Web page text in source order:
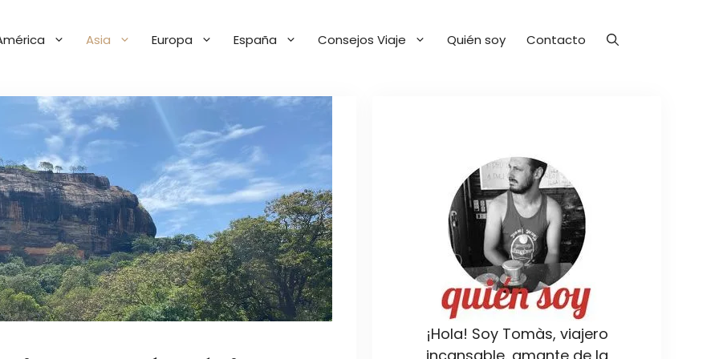
Asia Europa España Consejos Viaje Quién soy Contacto
¡Hola! Soy Tomàs, viajero